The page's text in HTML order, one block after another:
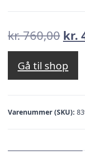
kr.760,00 Den
pris
var:
kr.
kr.
Gå til shop
Varenummer (SKU):